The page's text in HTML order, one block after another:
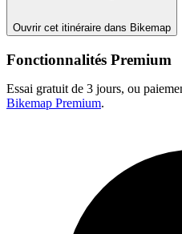
Ouvrir cet itinéraire dans Bikemap
Fonctionnalités Premium
Essai gratuit de 3 jours, ou
Bikemap Premium.